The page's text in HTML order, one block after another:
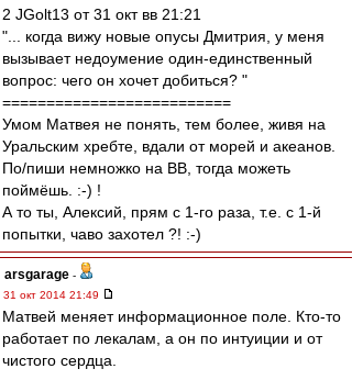
2 JGolt13 от 31 окт вв 21:21
"... когда вижу новые опусы Дмитрия, у меня
вызывает недоумение один-единственный
вопрос: чего он хочет добиться? "
==========================
Умом Матвея не понять, тем более, живя на
Уральским хребте, вдали от морей и акеанов.
По/пиши немножко на ВВ, тогда можеть
поймёшь. :-) !
А то ты, Алексий, прям с 1-го раза, т.е. с 1-й
попытки, чаво захотел ?! :-)
arsgarage -
31 окт 2014 21:49
Матвей меняет информационное поле. Кто-то
работает по лекалам, а он по интуиции и от
чистого сердца.